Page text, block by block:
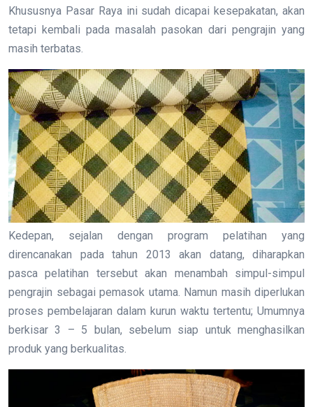
Khususnya Pasar Raya ini sudah dicapai kesepakatan, akan
tetapi kembali pada masalah pasokan dari pengrajin yang
masih terbatas.
Kedepan, sejalan dengan program pelatihan yang
direncanakan pada tahun 2013 akan datang, diharapkan
pasca pelatihan tersebut akan menambah simpul-simpul
pengrajin sebagai pemasok utama. Namun masih diperlukan
proses pembelajaran dalam kurun waktu tertentu; Umumnya
berkisar 3 – 5 bulan, sebelum siap untuk menghasilkan
produk yang berkualitas.